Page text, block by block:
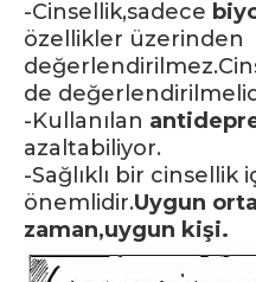
-Cinsellik,sadece
özellikler üzerinden
de
-Kullanılan
azaltabiliyor.
-Sağlıklı bir cinsellik
önemlidir.Uygun
zaman,uygun kişi.